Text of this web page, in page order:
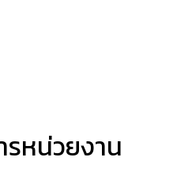
รหน่วยงาน